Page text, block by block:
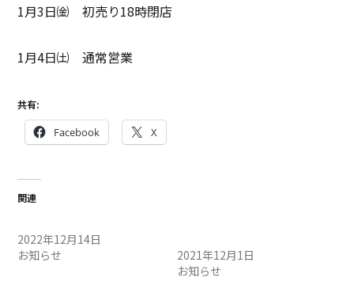
1月3日㈮ 初売り18時閉店
1月4日㈯ 通常営業
共有:
Facebook X
関連
2022年12月14日
お知らせ
2021年12月1日
お知らせ